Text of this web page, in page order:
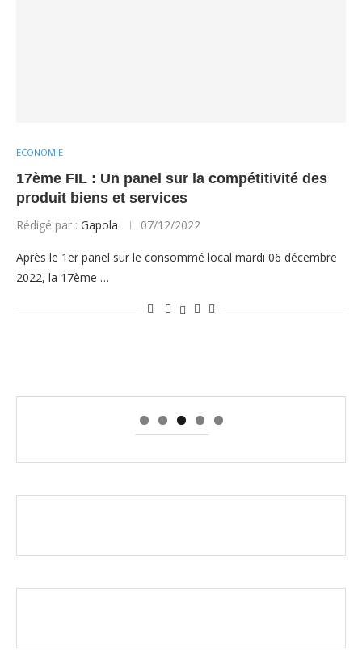
ECONOMIE
17ème FIL : Un panel sur la compétitivité des
produit biens et services
Rédigé par : Gapola 07/12/2022
Après le 1er panel sur le consommé local mardi 06 décembre
2022, la 17ème …